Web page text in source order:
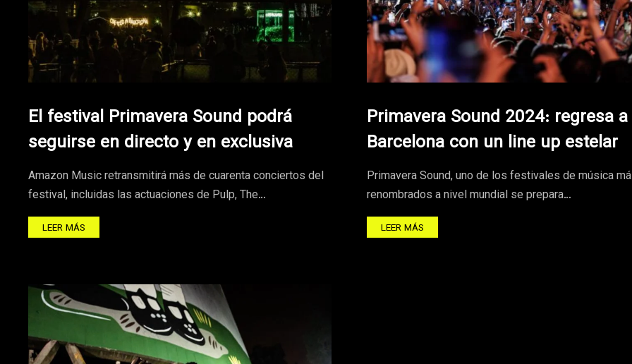
El festival Primavera Sound podrá
seguirse en directo y en exclusiva
Amazon Music retransmitirá más de cuarenta conciertos del
festival, incluidas las actuaciones de Pulp, The…
LEER MÁS
Primavera Sound 2024: regresa a
Barcelona con un line up estelar
Primavera Sound, uno de los festivales de música
renombrados a nivel mundial se prepara…
LEER MÁS